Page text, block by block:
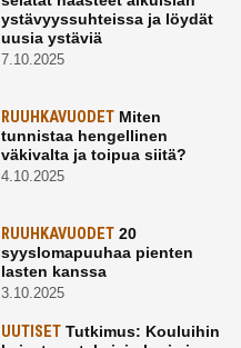
ystävyyssuhteissa ja löydät
uusia ystäviä
7.10.2025
RUUHKAVUODETMiten
tunnistaa hengellinen
väkivalta ja toipua siitä?
4.10.2025
RUUHKAVUODET20
syyslomapuuhaa pienten
lasten kanssa
3.10.2025
UUTISETTutkimus: Kouluihin